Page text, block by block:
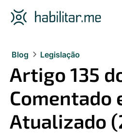
Blog Legislação
Artigo 135
Comentado
Atualizado